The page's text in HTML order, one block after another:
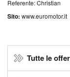
Referente: Christian
Sito: www.euromotor.it
Tutte le